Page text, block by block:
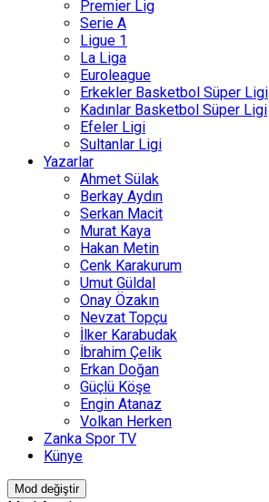
Premier Lig
Serie A
Ligue 1
La Liga
Euroleague
Erkekler Basketbol Süper Ligi
Kadınlar Basketbol Süper Ligi
Efeler Ligi
Sultanlar Ligi
Yazarlar
Ahmet Sülak
Berkay Aydın
Serkan Macit
Murat Kaya
Hakan Metin
Cenk Karakurum
Umut Güldal
Onay Özakın
Nevzat Topçu
İlker Karabudak
İbrahim Çelik
Erkan Doğan
Güçlü Köşe
Engin Atanaz
Volkan Herken
Zanka Spor TV
Künye
Mod değiştir